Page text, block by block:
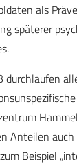
als
späterer
durchlaufen
Anteilen auch
Beispiel